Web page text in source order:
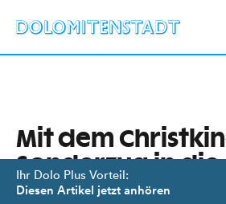
Ihr Dolo Plus Vorteil:
Diesen Artikel jetzt anhören
Mit dem
Sonderzug in die
Mozartstadt